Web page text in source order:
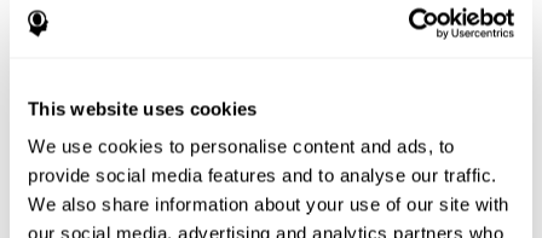
This website uses cookies
We use cookies to personalise content and ads, to
provide social media features and to analyse our traffic.
We also share information about your use of our site with
our social media, advertising and analytics partners who
хөгжсөн богино хугацааны харааны санах ой нь харсан
мэдээллийг богино хугацаанд санах боломжийг
ихэвчлэн ашигладаг (энэ нь өгүүлбэр эсвэл текстийг
боломжийг олгодог).
Орон зайн мэдрэмж:Бид зургийн аль хэсэг нь эвлүүлдэг
тоглоомын нэг эсвэл өөр цэгт байрлаж байгааг